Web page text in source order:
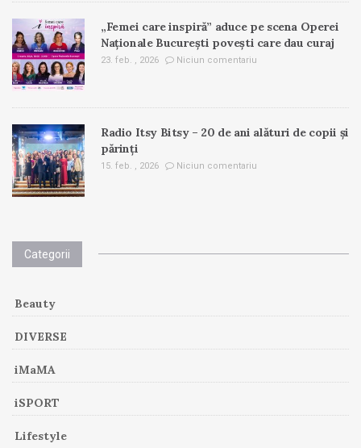
„Femei care inspiră” aduce pe scena Operei
Naționale București povești care dau curaj
23. feb. , 2026 Niciun comentariu
Radio Itsy Bitsy – 20 de ani alături de copii și
părinți
15. feb. , 2026 Niciun comentariu
Categorii
Beauty
DIVERSE
iMaMA
iSPORT
Lifestyle